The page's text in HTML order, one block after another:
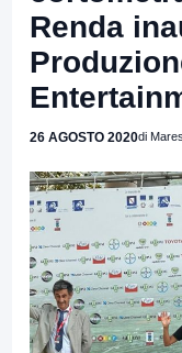
Renda
26 AGOSTO 2020di